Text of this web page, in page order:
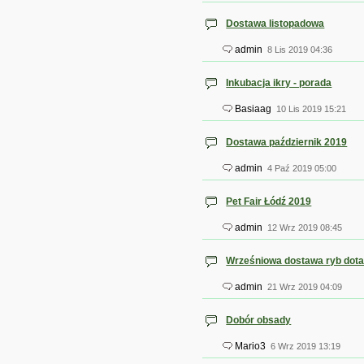
Dostawa listopadowa
admin 8 Lis 2019 04:36
Inkubacja ikry - porada
Basiaag 10 Lis 2019 15:21
Dostawa październik 2019
admin 4 Paź 2019 05:00
Pet Fair Łódź 2019
admin 12 Wrz 2019 08:45
Wrześniowa dostawa ryb
admin 21 Wrz 2019 04:09
Dobór obsady
Mario3 6 Wrz 2019 13:19